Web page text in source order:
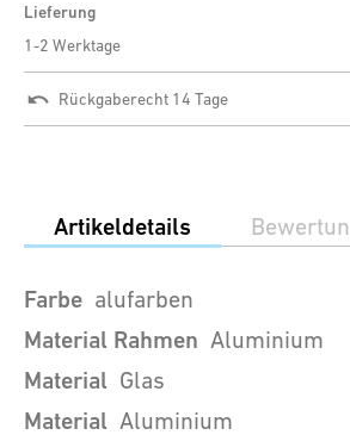
Lieferung
1-2 Werktage
Rückgaberecht 14 Tage
Artikeldetails
Farbe alufarben
Material Rahmen Aluminium
Material Glas
Material Aluminium